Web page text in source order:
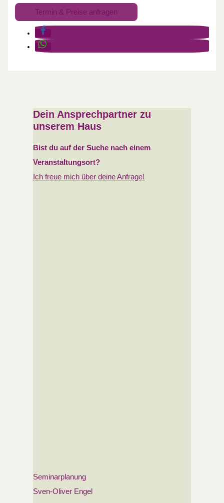
Termin & Preise anfragen
Dein Ansprechpartner zu
unserem Haus
Bist du auf der Suche nach einem
Veranstaltungsort?
Ich freue mich über deine Anfrage!
Seminarplanung
Sven-Oliver Engel